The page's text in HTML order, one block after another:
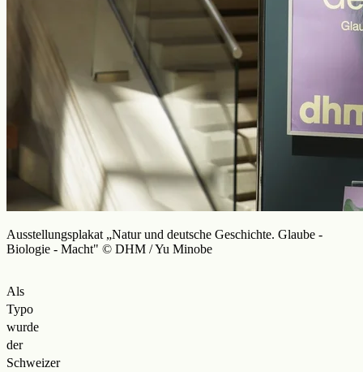
Ausstellungsplakat „Natur und deutsche Geschichte. Glaube -
Biologie - Macht" © DHM / Yu Minobe
Als
Typo
wurde
der
Schweizer